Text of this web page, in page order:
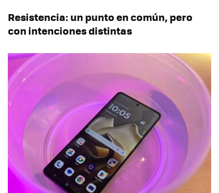
Resistencia: un punto en común, pero
con intenciones distintas